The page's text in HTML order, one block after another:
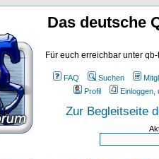
Das deutsche
Für euch erreichbar unter
FAQ Suchen
Profil
Einloggen,
Zur Begleitseite